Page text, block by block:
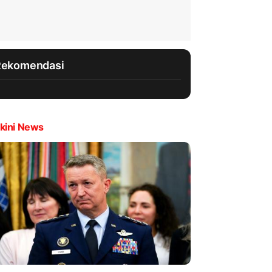
News